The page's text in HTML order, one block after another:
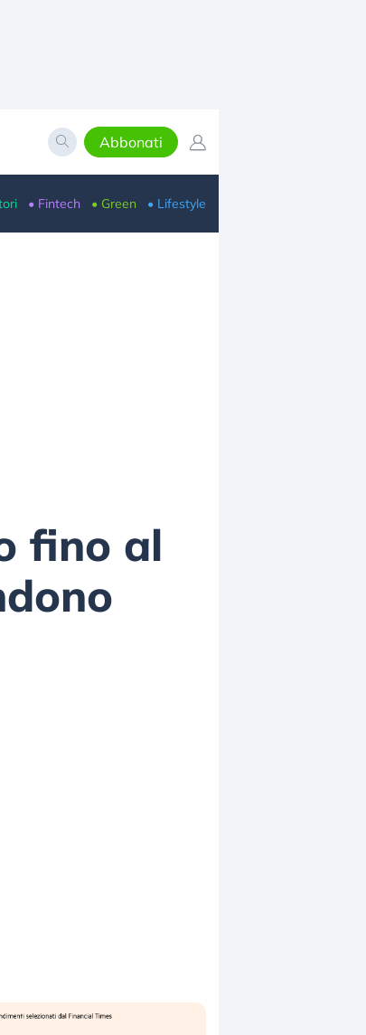
Abbonati
• Fintech • Green • Lifestyle
fino al